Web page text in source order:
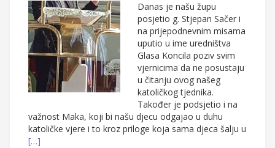
Danas je našu župu
posjetio g. Stjepan Sačer i
na prijepodnevnim misama
uputio u ime uredništva
Glasa Koncila poziv svim
vjernicima da ne posustaju
u čitanju ovog našeg
katoličkog tjednika.
Također je podsjetio i na
važnost Maka, koji bi našu djecu odgajao u duhu
katoličke vjere i to kroz priloge koja sama djeca šalju u
[…]